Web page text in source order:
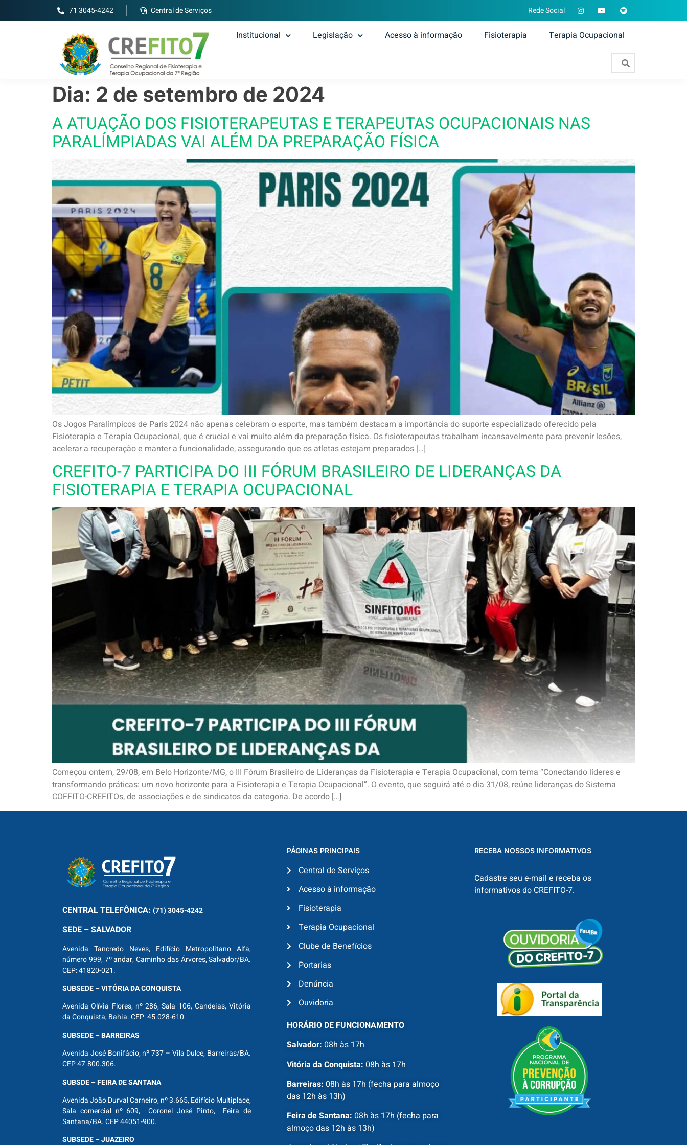
71 3045-4242 Central de Serviços Rede Social
Institucional Legislação Acesso à informação Fisioterapia Terapia Ocupacional
Dia: 2 de setembro de 2024
A ATUAÇÃO DOS FISIOTERAPEUTAS E TERAPEUTAS OCUPACIONAIS NAS
PARALÍMPIADAS VAI ALÉM DA PREPARAÇÃO FÍSICA
Os Jogos Paralímpicos de Paris 2024 não apenas celebram o esporte, mas também destacam a importância do suporte especializado oferecido pela
Fisioterapia e Terapia Ocupacional, que é crucial e vai muito além da preparação física. Os fisioterapeutas trabalham incansavelmente para prevenir lesões,
acelerar a recuperação e manter a funcionalidade, assegurando que os atletas estejam preparados […]
CREFITO-7 PARTICIPA DO III FÓRUM BRASILEIRO DE LIDERANÇAS DA
FISIOTERAPIA E TERAPIA OCUPACIONAL
Começou ontem, 29/08, em Belo Horizonte/MG, o III Fórum Brasileiro de Lideranças da Fisioterapia e Terapia Ocupacional, com tema “Conectando líderes e
transformando práticas: um novo horizonte para a Fisioterapia e Terapia Ocupacional”. O evento, que seguirá até o dia 31/08, reúne lideranças do Sistema
COFFITO-CREFITOs, de associações e de sindicatos da categoria. De acordo […]
CENTRALTELEFÔNICA: (71) 3045-4242
SEDE – SALVADOR
Avenida Tancredo Neves, Edifício Metropolitano Alfa,
número 999, 7º andar, Caminho das Árvores, Salvador/BA.
CEP: 41820-021.
SUBSEDE – VITÓRIA DA CONQUISTA
Avenida Olívia Flores, nº 286, Sala 106, Candeias, Vitória
da Conquista, Bahia. CEP: 45.028-610.
SUBSEDE – BARREIRAS
Avenida José Bonifácio, nº 737 – Vila Dulce, Barreiras/BA.
CEP 47.800.306.
SUBSDE – FEIRA DE SANTANA
Avenida João Durval Carneiro, nº 3.665, Edifício Multiplace,
Sala comercial nº 609, Coronel José Pinto, Feira de
Santana/BA. CEP 44051-900.
SUBSEDE – JUAZEIRO
PÁGINAS PRINCIPAIS
Central de Serviços
Acesso à informação
Fisioterapia
Terapia Ocupacional
Clube de Benefícios
Portarias
Denúncia
Ouvidoria
HORÁRIO DE FUNCIONAMENTO
Salvador: 08h às 17h
Vitória da Conquista: 08h às 17h
Barreiras: 08h às 17h (fecha para almoço
das 12h às 13h)
Feira de Santana: 08h às 17h (fecha para
almoço das 12h às 13h)
RECEBA NOSSOS INFORMATIVOS
Cadastre seu e-mail e receba os
informativos do CREFITO-7.